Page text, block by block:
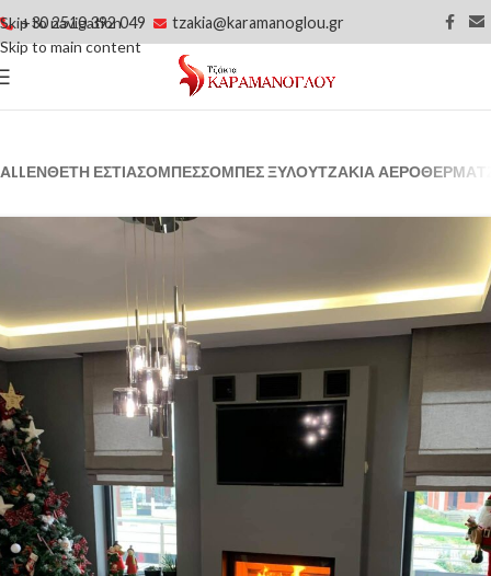
Skip to navigation
Skip to main content
+30 2510 392 049 tzakia@karamanoglou.gr
ALLΈΝΘΕΤΗ ΕΣΤΊΑΣΌΜΠΕΣΣΌΜΠΕΣ ΞΎΛΟΥΤΖΆΚΙΑ ΑΕΡΌΘΕΡΜΑ